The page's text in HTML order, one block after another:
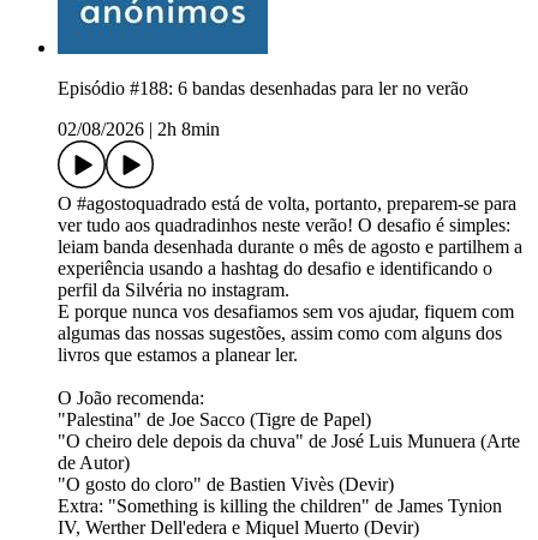
Episódio #188: 6 bandas desenhadas para ler no verão
02/08/2026
2h 8min
O #agostoquadrado está de volta, portanto, preparem-se para
ver tudo aos quadradinhos neste verão! O desafio é simples:
leiam banda desenhada durante o mês de agosto e partilhem a
experiência usando a hashtag do desafio e identificando o
perfil da Silvéria no instagram.
E porque nunca vos desafiamos sem vos ajudar, fiquem com
algumas das nossas sugestões, assim como com alguns dos
livros que estamos a planear ler.
O João recomenda:
"Palestina" de Joe Sacco (Tigre de Papel)
"O cheiro dele depois da chuva" de José Luis Munuera (Arte
de Autor)
"O gosto do cloro" de Bastien Vivès (Devir)
Extra: "Something is killing the children" de James Tynion
IV, Werther Dell'edera e Miquel Muerto (Devir)